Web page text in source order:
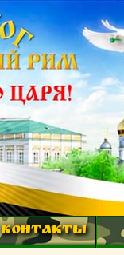
КОНТАКТЫ